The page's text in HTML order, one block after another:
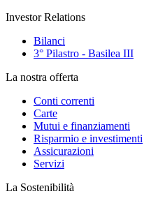
Investor Relations
Bilanci
3° Pilastro - Basilea III
La nostra offerta
Conti correnti
Carte
Mutui e finanziamenti
Risparmio e investimenti
Assicurazioni
Servizi
La Sostenibilità